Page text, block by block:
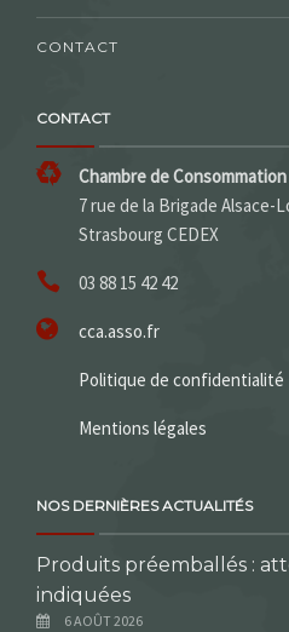
CONTACT
CONTACT
Chambre de
7 rue de la Brigade Alsace-
Strasbourg CEDEX
03 88 15 42 42
cca.asso.fr
Politique de confidentialité
Mentions légales
NOS DERNIÈRES ACTUALITÉS
Produits préemballés :
indiquées
6 AOÛT 2026